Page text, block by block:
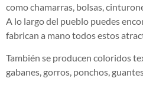
como chamarras, bolsas,
A lo largo del pueblo puedes
fabrican a mano todos estos
También se producen coloridos
gabanes, gorros, ponchos,